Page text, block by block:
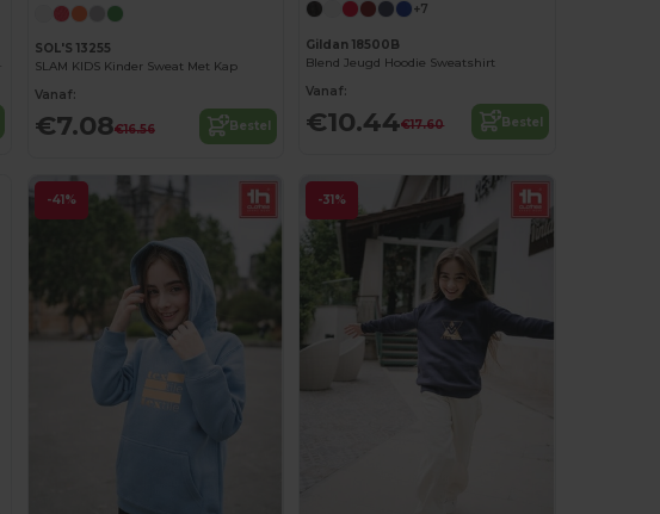
SOL'S 13255
SLAM KIDS Kinder Sweat Met Kap
Vanaf:
€7.08€16.56 Bestel
+7
Gildan 18500B
Blend Jeugd Hoodie Sweatshirt
Vanaf:
€10.44€17.60 Bestel
-41% -31%